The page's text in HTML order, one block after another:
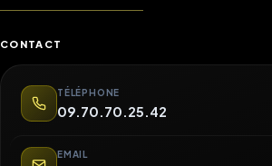
CONTACT
TÉLÉPHONE
09.70.70.25.42
EMAIL